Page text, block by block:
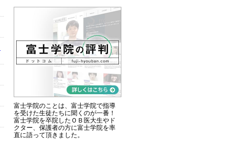
富士学院のことは、富士学院で指導
を受けた生徒たちに聞くのが一番！
富士学院を卒院したＯＢ医大生やド
クター、保護者の方に富士学院を率
直に語って頂きました。